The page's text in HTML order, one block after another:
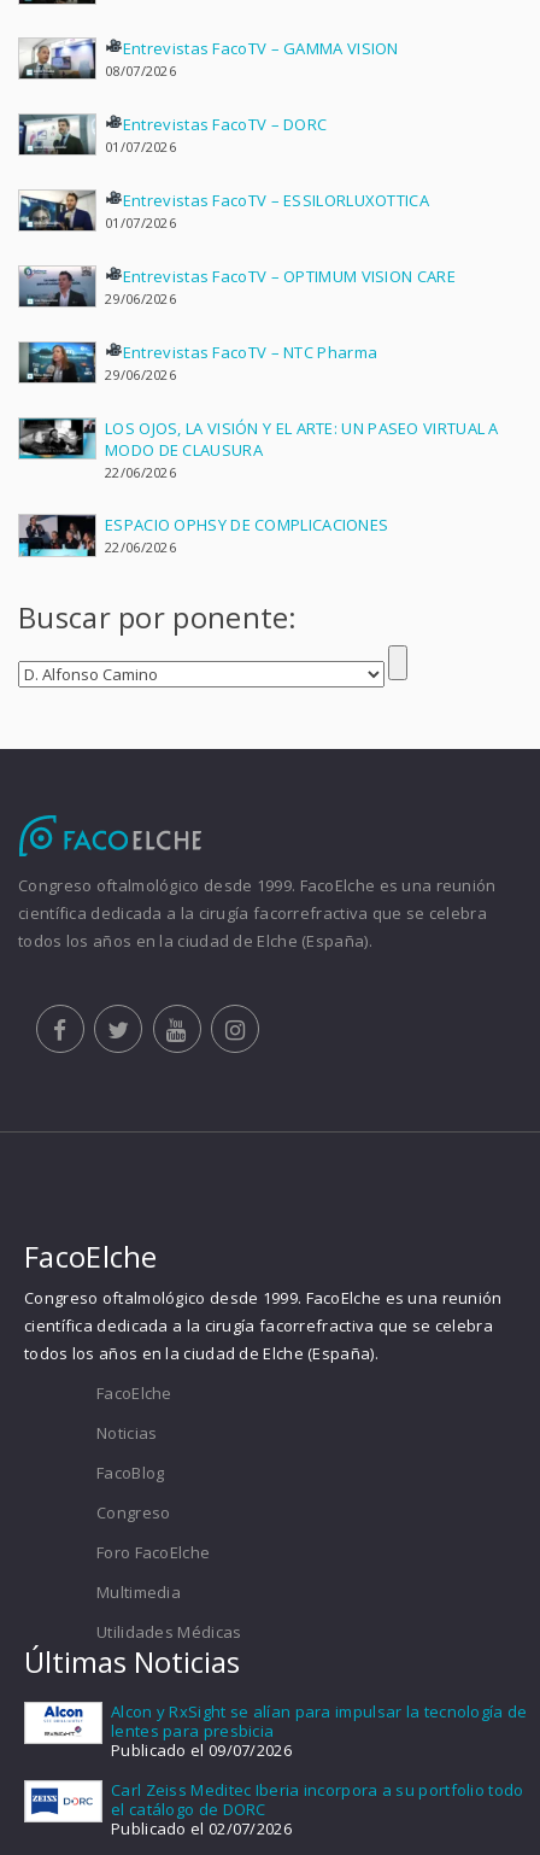
Entrevistas FacoTV – GAMMA VISION
08/07/2026
Entrevistas FacoTV – DORC
01/07/2026
Entrevistas FacoTV – ESSILORLUXOTTICA
01/07/2026
Entrevistas FacoTV – OPTIMUM VISION CARE
29/06/2026
Entrevistas FacoTV – NTC Pharma
29/06/2026
LOS OJOS, LA VISIÓN Y EL ARTE: UN PASEO VIRTUAL A
MODO DE CLAUSURA
22/06/2026
ESPACIO OPHSY DE COMPLICACIONES
22/06/2026
Buscar por ponente:
Congreso oftalmológico desde 1999. FacoElche es una reunión
científica dedicada a la cirugía facorrefractiva que se celebra
todos los años en la ciudad de Elche (España).
FacoElche
Congreso oftalmológico desde 1999. FacoElche es una reunión
científica dedicada a la cirugía facorrefractiva que se celebra
todos los años en la ciudad de Elche (España).
FacoElche
Noticias
FacoBlog
Congreso
Foro FacoElche
Multimedia
Utilidades Médicas
Últimas Noticias
Alcon y RxSight se alían para impulsar la tecnología de
lentes para presbicia
Publicado el 09/07/2026
Carl Zeiss Meditec Iberia incorpora a su portfolio todo
el catálogo de DORC
Publicado el 02/07/2026